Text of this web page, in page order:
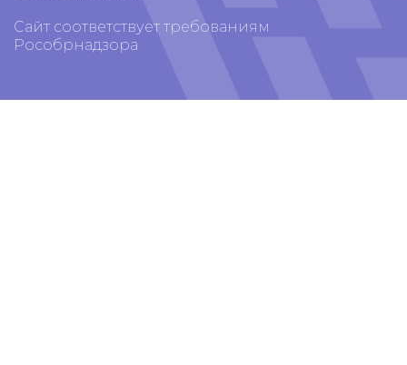
Сайт соответствует требованиям
Рособрнадзора